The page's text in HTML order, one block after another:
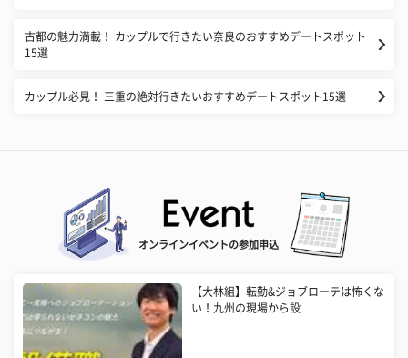
古都の魅力満載！ カップルで行きたい奈良のおすすめデートスポット
15選
カップル必見！ 三重の絶対行きたいおすすめデートスポット15選
オンラインイベントの参加申込
【大林組】転勤&ジョブローテは怖くな
い！九州の現場から設